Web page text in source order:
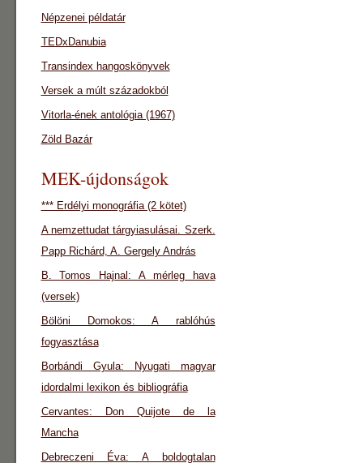
Népzenei példatár
TEDxDanubia
Transindex hangoskönyvek
Versek a múlt századokból
Vitorla-ének antológia (1967)
Zöld Bazár
MEK-újdonságok
*** Erdélyi monográfia (2 kötet)
A nemzettudat tárgyiasulásai. Szerk.
Papp Richárd, A. Gergely András
B. Tomos Hajnal: A mérleg hava
(versek)
Bölöni Domokos: A rablóhús
fogyasztása
Borbándi Gyula: Nyugati magyar
idordalmi lexikon és bibliográfia
Cervantes: Don Quijote de la
Mancha
Debreczeni Éva: A boldogtalan